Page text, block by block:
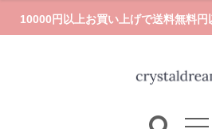
10000円以上お買い上げで送料無料円